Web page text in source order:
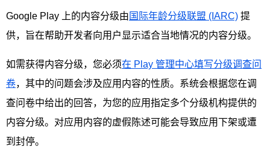
Google Play 上的内容分级由 国际年龄分级联盟 (IARC) 提
供，旨在帮助开发者向用户显示适合当地情况的内容分级。
如需获得内容分级，您必须在 Play 管理中心填写分级调查问
卷，其中的问题会涉及应用内容的性质。系统会根据您在调
查问卷中给出的回答，为您的应用指定多个分级机构提供的
内容分级。对应用内容的虚假陈述可能会导致应用下架或遭
到封停。